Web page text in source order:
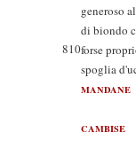
generoso
di biondo
810forse
spoglia
MANDANE
CAMBISE